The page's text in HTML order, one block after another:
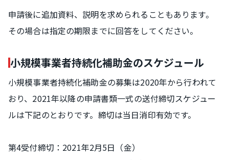
申請後に追加資料、説明を求められることもあります。
その場合は指定の期限までに回答をしてください。
小規模事業者持続化補助金のスケジュール
小規模事業者持続化補助金の募集は2020年から行われて
おり、2021年以降の申請書類一式の送付締切スケジュー
ルは下記のとおりです。締切は当日消印有効です。
第4受付締切：2021年2月5日（金）